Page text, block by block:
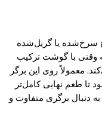
سرخ‌شده یا گریل‌شده
وقتی باگوشت ترکیب
کند. معمولاً روی این برگر
تا طعم نهاییکامل‌تر
به دنبال برگری متفاوت و